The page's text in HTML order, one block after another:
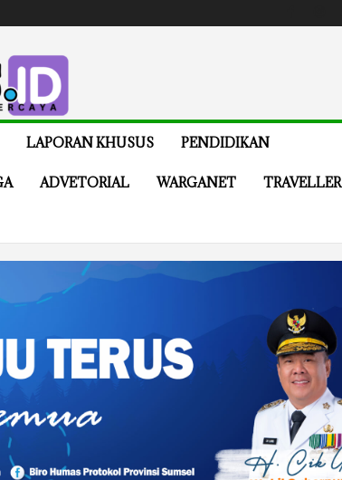
LAPORAN KHUSUS PENDIDIKAN
ADVETORIAL WARGANET TRAVELLER